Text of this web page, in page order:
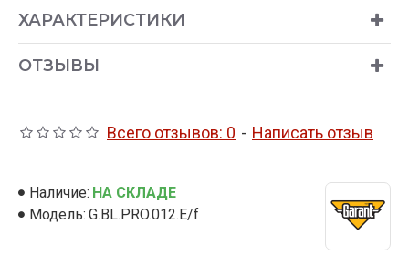
составляет 40мм), что в разы увеличивает
Конструкция стопорасущественно
крепление муфты (так называемые "уши")
от перепиливания.
ХАРАКТЕРИСТИКИ
ОТЗЫВЫ
Всего отзывов: 0 - Написать отзыв
Наличие: НА СКЛАДЕ
Модель: G.BL.PRO.012.E/f